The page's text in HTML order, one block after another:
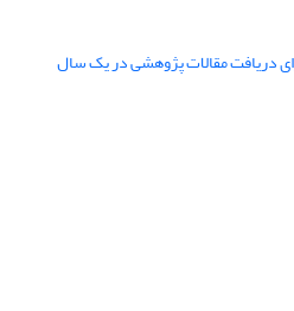
دریافت مقالات پژوهشی در یک سال